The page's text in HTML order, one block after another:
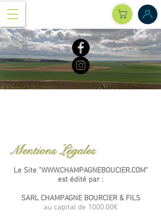
Mentions Légales
Le Site "WWW.CHAMPAGNEBOUCIER.COM"
est édité par :
SARL CHAMPAGNE BOURCIER & FILS
au capital de 1000.00€